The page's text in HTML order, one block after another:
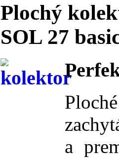
Plochý
SOL 27
a